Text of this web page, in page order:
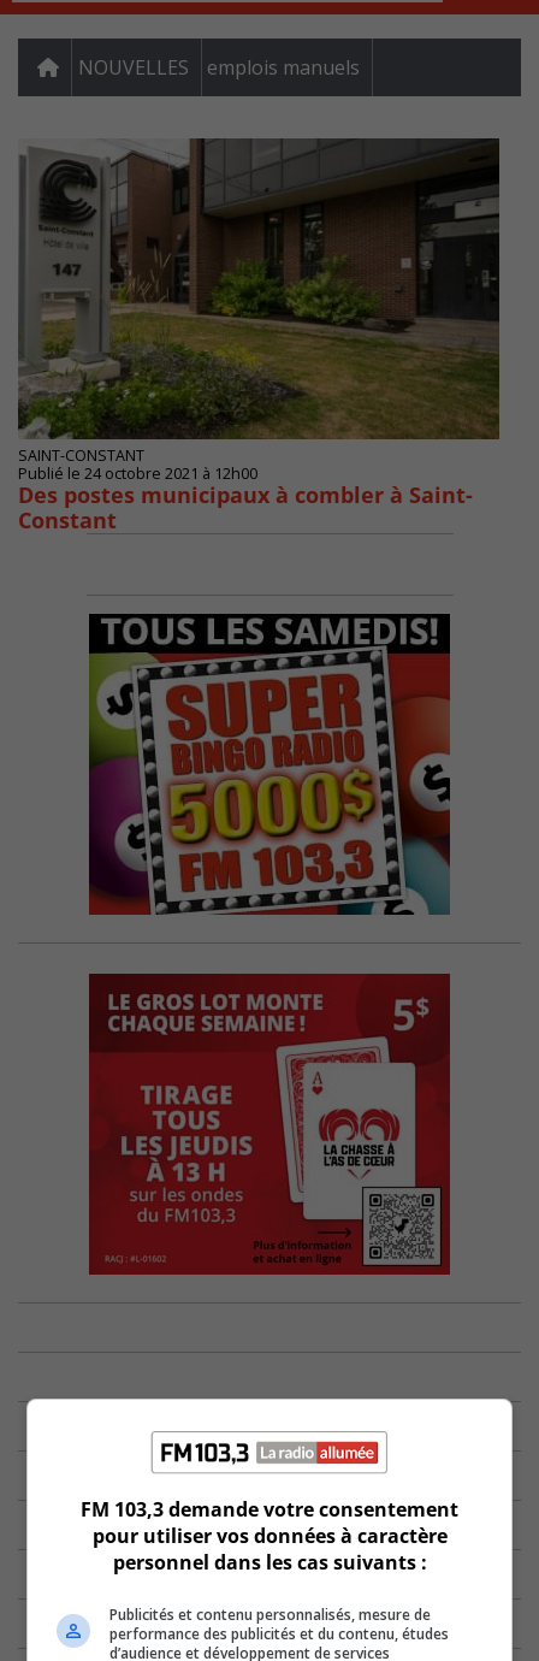
NOUVELLES emplois manuels
SAINT-CONSTANT
Publié le 24 octobre 2021 à 12h00
Des postes municipaux à combler à Saint-
Constant
FM 103,3 demande votre consentement
pour utiliser vos données à caractère
personnel dans les cas suivants :
Publicités et contenu personnalisés, mesure de
performance des publicités et du contenu, études
d’audience et développement de services